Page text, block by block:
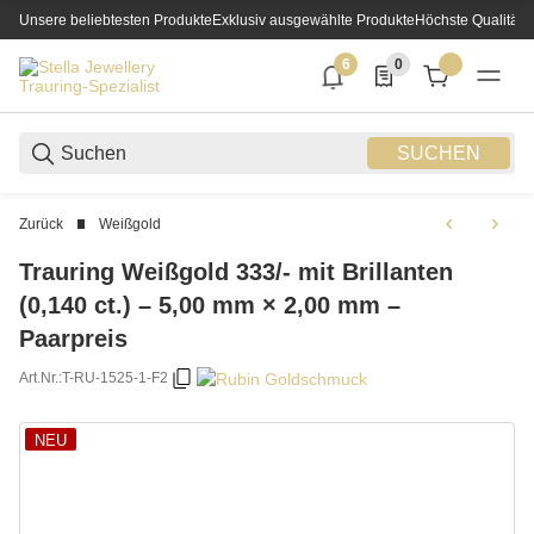
Unsere beliebtesten ProdukteExklusiv ausgewählte ProdukteHöchste Qualität
SUCHEN
6
6 neue Notifizierungen
0
0 Produkte in der
Zurück Weißgold
Trauring Weißgold 333/- mit Brillanten
(0,140 ct.) – 5,00 mm × 2,00 mm –
Paarpreis
Art.Nr.:T-RU-1525-1-F2
NEU